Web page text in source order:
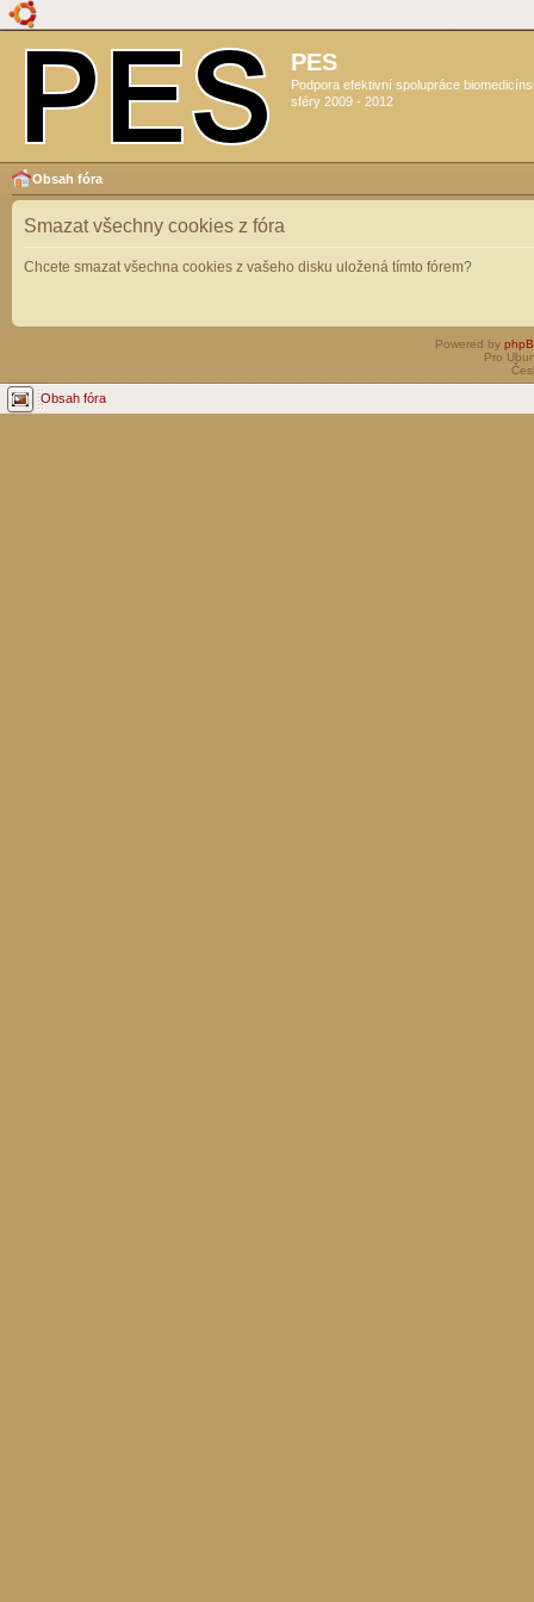
PES
Podpora efektivní spolupráce
sféry 2009 - 2012
Obsah fóra
Smazat všechny cookies z fóra
Chcete smazat všechna cookies z vašeho disku uložená tímto fórem?
Powered by
Pro
Obsah fóra